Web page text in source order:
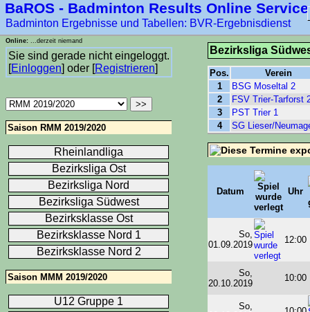
BaROS - Badminton Results Online Service
Badminton Ergebnisse und Tabellen: BVR-Ergebnisdienst
Bezirksliga
Pos.
Verein
1
BSG Moseltal 2
2
FSV Trier-Tarforst
3
PST Trier 1
4
SG Lieser/
Datum Uhr
So,
01.09.2019
12:00
So,
20.10.2019
10:00
So,
Saison RMM 2019/2020
Rheinlandliga
Bezirksliga Ost
Bezirksliga Nord
Bezirksliga Südwest
Bezirksklasse Ost
Bezirksklasse Nord 1
Bezirksklasse Nord 2
Saison MMM 2019/2020
U12 Gruppe 1
Online: ...derzeit niemand
Sie sind gerade nicht eingeloggt.
[Einloggen] oder [Registrieren]